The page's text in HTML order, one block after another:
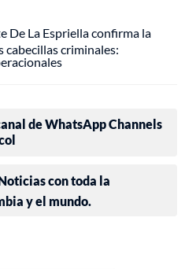
De La Espriella confirma la
cabecillas criminales:
de WhatsApp Channels
con toda la
y el mundo.